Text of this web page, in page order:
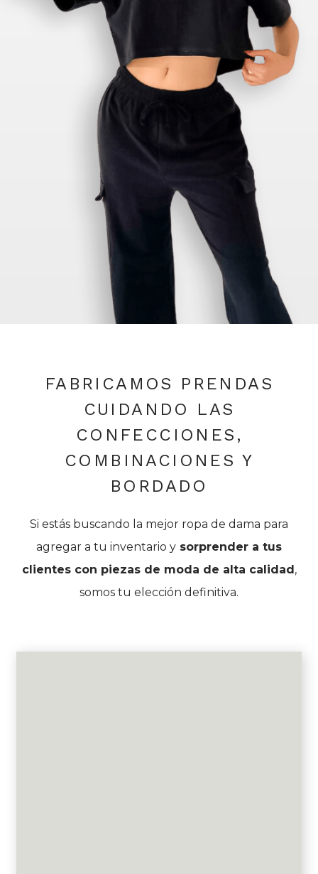
FABRICAMOS PRENDAS
CUIDANDO LAS
CONFECCIONES,
COMBINACIONES Y
BORDADO
Si estás buscando la mejor ropa de dama para
agregar a tu inventario y sorprender a tus
clientes con piezas de moda de alta calidad ,
somos tu elección definitiva.